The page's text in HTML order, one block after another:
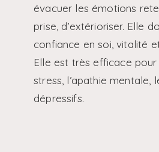
évacuer les émotions
prise, d’extérioriser. Elle
confiance en soi, vitalité
Elle est très efficace pour
stress, l’apathie mentale,
dépressifs.